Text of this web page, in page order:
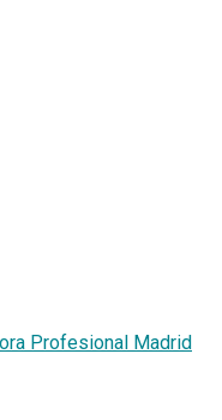
Profesional Madrid